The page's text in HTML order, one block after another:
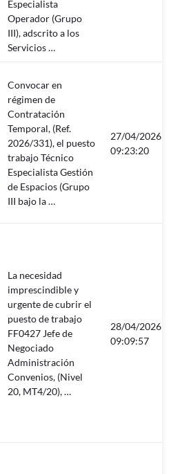
Especialista
Operador (Grupo
III), adscrito a los
Servicios …
Convocar en
régimen de
Contratación
Temporal, (Ref.
2026/331), el puesto
trabajo Técnico
Especialista Gestión
de Espacios (Grupo
III bajo la …
27/04/2026
09:23:20
La necesidad
imprescindible y
urgente de cubrir el
puesto de trabajo
FF0427 Jefe de
Negociado
Administración
Convenios, (Nivel
20, MT4/20), …
28/04/2026
09:09:57